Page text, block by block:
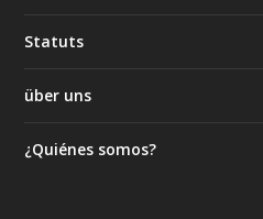
Statuts
über uns
¿Quiénes somos?